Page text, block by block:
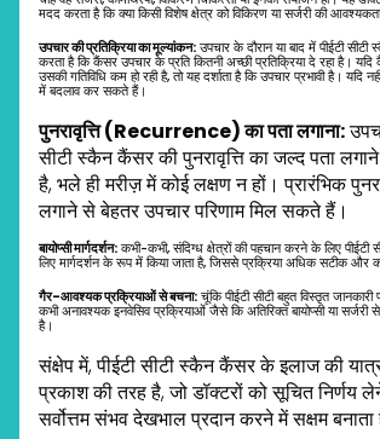
मदद करता है कि क्या किसी विशेष क्षेत्र को विकिरण या सर्जरी की
उपचारकीप्रतिक्रियाकामूल्यांकन: उपचार के दौरान या बाद में पीईटी
करता है कि कैंसर उपचार के प्रति कितनी अच्छी प्रतिक्रिया दे रहा है।
उसकी गतिविधि कम हो रही है, तो यह दर्शाता है कि उपचार प्रभावी है। यदि
में बदलाव कर सकते हैं।
पुनरावृत्ति (Recurrence)कापतालगाना:
सीटी स्कैन कैंसर की पुनरावृत्ति का जल्द पता
है, भले ही मरीज़ में कोई लक्षण न हों। प्रारंभिक
लगाने से बेहतर उपचार परिणाम मिल सकते हैं।
बायोप्सीमार्गदर्शन: कभी-कभी, संदिग्ध क्षेत्रों की पहचान करने के लिए पीईटी
लिए मार्गदर्शन के रूप में किया जाता है, जिससे प्रक्रिया अधिक सटीक और
गैर-आवश्यकप्रक्रियाओंसेबचना: चूंकि पीईटी सीटी बहुत विस्तृत
कभी अनावश्यक इनवेसिव प्रक्रियाओं जैसे कि अतिरिक्त बायोप्सी या
है।
संक्षेप में, पीईटी सीटी स्कैन कैंसर के इलाज की
प्रकाश की तरह है, जो डॉक्टरों को सूचित निर्णय
सर्वोत्तम संभव देखभाल प्रदान करने में सक्षम बनाता